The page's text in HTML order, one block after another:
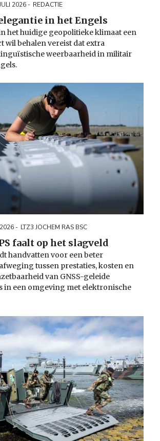
2026 REDACTIE
in het Engels
het huidige geopolitieke klimaat een
wil behalen vereist dat extra
weerbaarheid in militair
LTZ3 JOCHEM RAS BSC
faalt op het slagveld
handvatten voor een beter
tussen prestaties, kosten en
van GNSS-geleide
in een omgeving met elektronische